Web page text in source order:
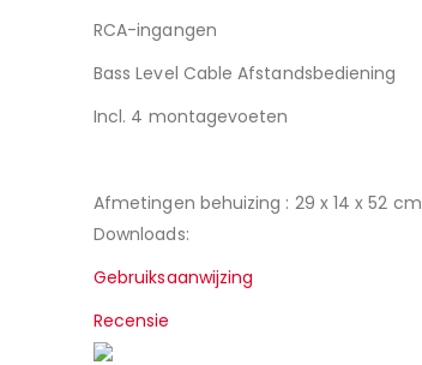
RCA-ingangen
Bass Level Cable Afstandsbediening
Incl. 4 montagevoeten
Afmetingen behuizing : 29 x 14 x 52 cm
Downloads:
Gebruiksaanwijzing
Recensie